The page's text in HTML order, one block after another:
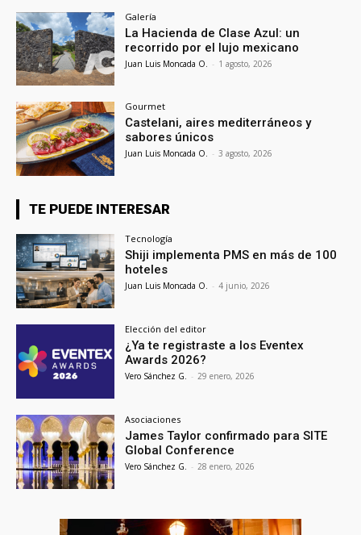
Galería
La Hacienda de Clase Azul: un
recorrido por el lujo mexicano
Juan Luis Moncada O. - 1 agosto, 2026
Gourmet
Castelani, aires mediterráneos y
sabores únicos
Juan Luis Moncada O. - 3 agosto, 2026
TE PUEDE INTERESAR
Tecnología
Shiji implementa PMS en más de 100
hoteles
Juan Luis Moncada O. - 4 junio, 2026
Elección del editor
¿Ya te registraste a los Eventex
Awards 2026?
Vero Sánchez G. - 29 enero, 2026
Asociaciones
James Taylor confirmado para SITE
Global Conference
Vero Sánchez G. - 28 enero, 2026